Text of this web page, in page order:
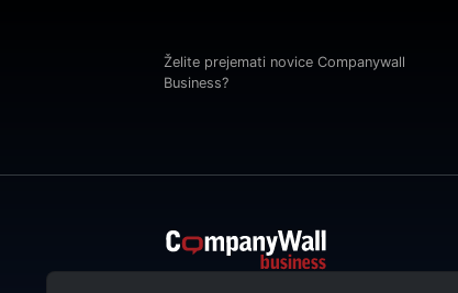
Želite prejemati novice Companywall
Business?